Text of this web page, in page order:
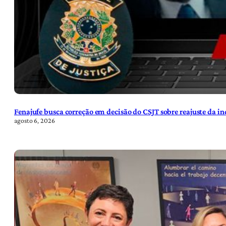
Fenajufe busca correção em decisão do CSJT sobre reajuste da
agosto 6, 2026